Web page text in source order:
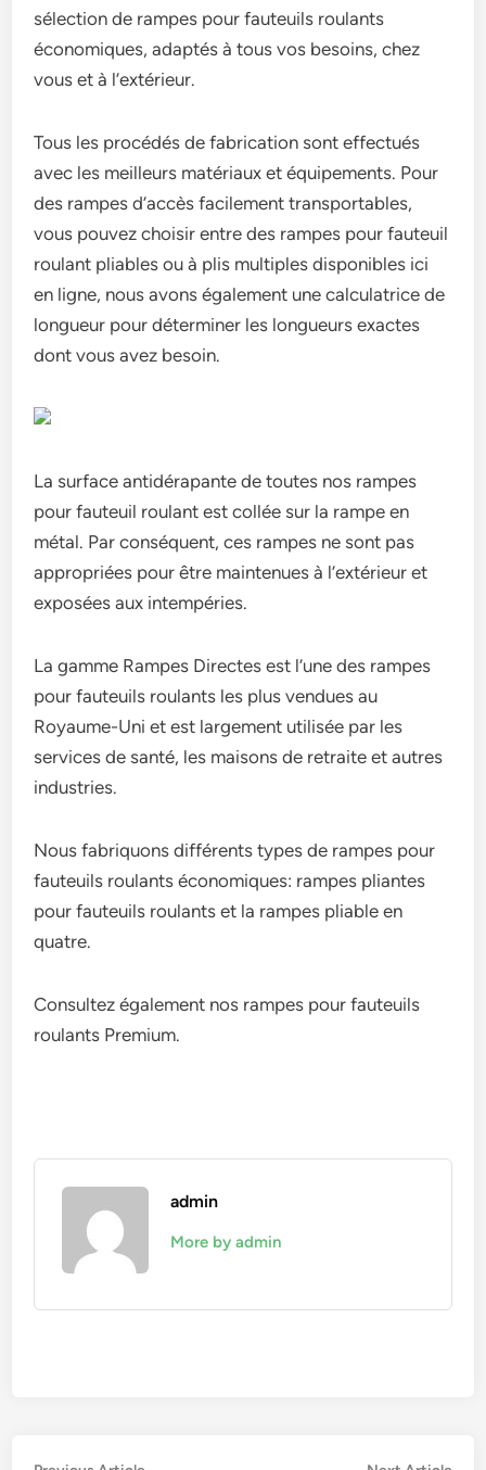
sélection de rampes pour fauteuils roulants
économiques, adaptés à tous vos besoins, chez
vous et à l’extérieur.
Tous les procédés de fabrication sont effectués
avec les meilleurs matériaux et équipements. Pour
des rampes d’accès facilement transportables,
vous pouvez choisir entre des rampes pour fauteuil
roulant pliables ou à plis multiples disponibles ici
en ligne, nous avons également une calculatrice de
longueur pour déterminer les longueurs exactes
dont vous avez besoin.
La surface antidérapante de toutes nos rampes
pour fauteuil roulant est collée sur la rampe en
métal. Par conséquent, ces rampes ne sont pas
appropriées pour être maintenues à l’extérieur et
exposées aux intempéries.
La gamme Rampes Directes est l’une des rampes
pour fauteuils roulants les plus vendues au
Royaume-Uni et est largement utilisée par les
services de santé, les maisons de retraite et autres
industries.
Nous fabriquons différents types de rampes pour
fauteuils roulants économiques: rampes pliantes
pour fauteuils roulants et la rampes pliable en
quatre.
Consultez également nos rampes pour fauteuils
roulants Premium.
admin
More by admin